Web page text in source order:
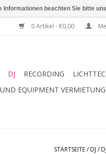
0 Artikel - €0,00
DJ RECORDING
EQUIPMENT VERMIETUNG
STARTSEITE/ DJ /
Informationen beachten Sie bitte